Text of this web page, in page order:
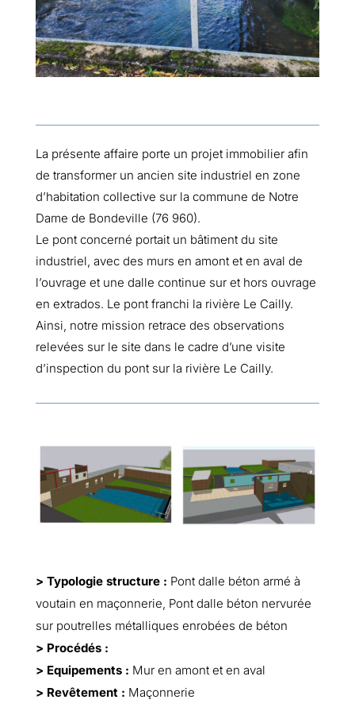
La présente affaire porte un projet immobilier afin
de transformer un ancien site industriel en zone
d’habitation collective sur la commune de Notre
Dame de Bondeville (76 960).
Le pont concerné portait un bâtiment du site
industriel, avec des murs en amont et en aval de
l’ouvrage et une dalle continue sur et hors ouvrage
en extrados. Le pont franchi la rivière Le Cailly.
Ainsi, notre mission retrace des observations
relevées sur le site dans le cadre d’une visite
d’inspection du pont sur la rivière Le Cailly.
> Typologie structure : Pont dalle béton armé à
voutain en maçonnerie, Pont dalle béton nervurée
sur poutrelles métalliques enrobées de béton
> Procédés :
> Equipements : Mur en amont et en aval
> Revêtement : Maçonnerie